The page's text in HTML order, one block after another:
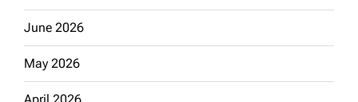
June 2026
May 2026
April 2026